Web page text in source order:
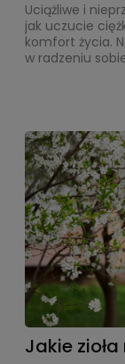
Uciążliwe i
jak uczucie
komfort życia.
w radzeniu
Jakie